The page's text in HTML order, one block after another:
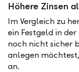
Höhere Zinsen
Im Vergleich zu
ein Festgeld in
noch nicht sicher
anlegen
an.